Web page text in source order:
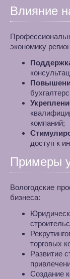
Влияние
экономику
компаний;
доступ к
Примеры
Вологодские
бизнеса:
торговых
Развитие
Создание